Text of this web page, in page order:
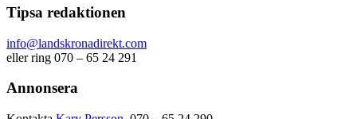
Tipsa redaktionen
info@landskronadirekt.com
eller ring 070 – 65 24 291
Annonsera